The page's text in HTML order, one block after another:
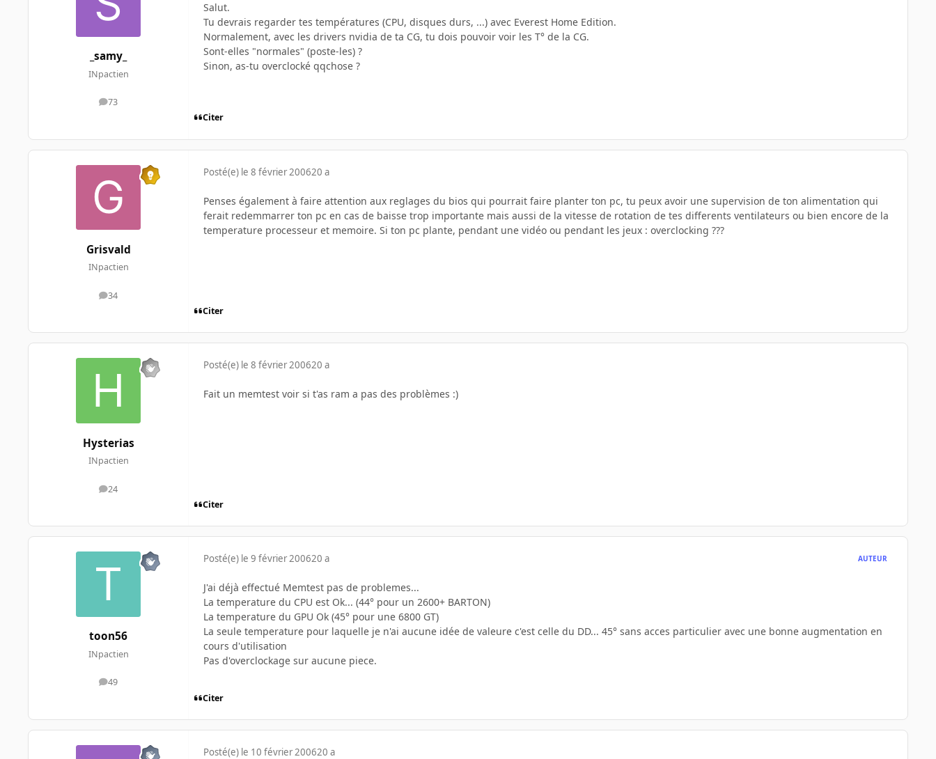
_samy_
INpactien
73
messages
Salut.
Tu devrais regarder tes températures (CPU, disques durs, ...) avec Everest Home Edition.
Normalement, avec les drivers nvidia de ta CG, tu dois pouvoir voir les T° de la CG.
Sont-elles "normales" (poste-les) ?
Sinon, as-tu overclocké qqchose ?
Citer
Grisvald
INpactien
34
messages
Posté(e) le 8 février 200620 a
Penses également à faire attention aux reglages du bios qui pourrait faire planter ton pc, tu peux avoir une supervision de ton alimentation qui
ferait redemmarrer ton pc en cas de baisse trop importante mais aussi de la vitesse de rotation de tes differents ventilateurs ou bien encore de la
temperature processeur et memoire. Si ton pc plante, pendant une vidéo ou pendant les jeux : overclocking ???
Citer
Hysterias
INpactien
24
messages
Posté(e) le 8 février 200620 a
Fait un memtest voir si t'as ram a pas des problèmes :)
Citer
toon56
INpactien
49
messages
Posté(e) le 9 février 200620 a AUTEUR
J'ai déjà effectué Memtest pas de problemes...
La temperature du CPU est Ok... (44° pour un 2600+ BARTON)
La temperature du GPU Ok (45° pour une 6800 GT)
La seule temperature pour laquelle je n'ai aucune idée de valeure c'est celle du DD... 45° sans acces particulier avec une bonne augmentation en
cours d'utilisation
Pas d'overclockage sur aucune piece.
Citer
Posté(e) le 10 février 200620 a